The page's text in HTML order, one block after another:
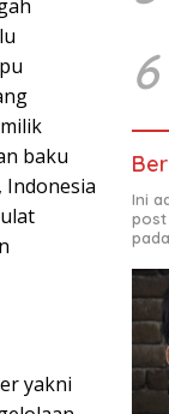
baku
yakni
6
Ini
post